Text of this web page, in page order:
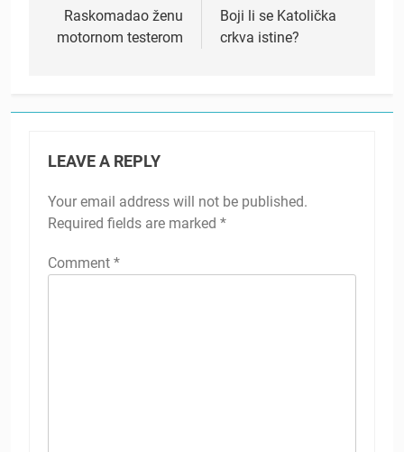
navigation
Raskomadao ženu
motornom testerom
Boji li se Katolička
crkva istine?
LEAVE A REPLY
Your email address will not be published.
Required fields are marked *
Comment *